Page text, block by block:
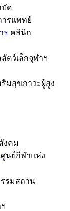
บัด
รแพทย์
ร คลินิก
ตว์เล็กจุฬาฯ
ริมสุขภาวะผู้สูง
งคม
ศูนย์กีฬาแห่ง
รมสถาน